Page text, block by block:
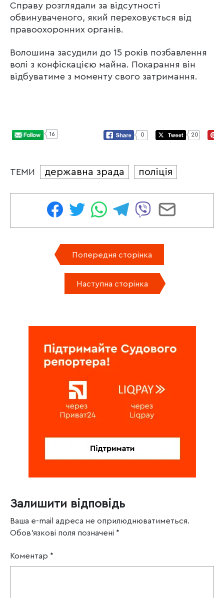
Справу розглядали за відсутності
обвинуваченого, який переховується від
правоохоронних органів.
Волошина засудили до 15 років позбавлення
волі з конфіскацією майна. Покарання він
відбуватиме з моменту свого затримання.
16 0 20
ТЕМИ державна зрада поліція
Попередня сторінка
Наступна сторінка
Залишити відповідь
Ваша e-mail адреса не оприлюднюватиметься.
Обов’язкові поля позначені *
Коментар *